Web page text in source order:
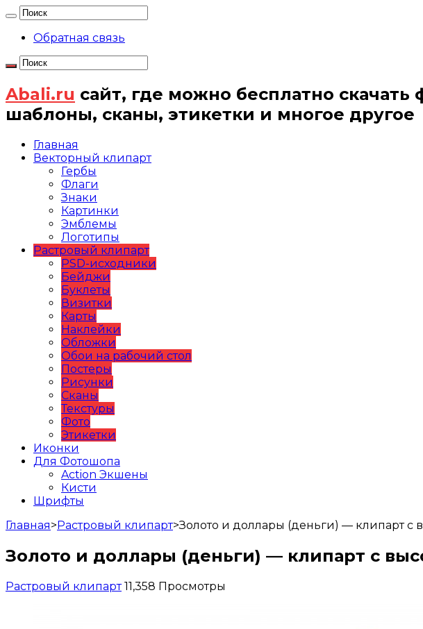
Обратная связь
Abali.ru сайт, где можно бесплатно
шаблоны, сканы, этикетки и многое другое
Главная
Векторный клипарт
Гербы
Флаги
Знаки
Картинки
Эмблемы
Логотипы
Растровый клипарт
PSD-исходники
Бейджи
Буклеты
Визитки
Карты
Наклейки
Обложки
Обои на рабочий стол
Постеры
Рисунки
Сканы
Текстуры
Фото
Этикетки
Иконки
Для Фотошопа
Action Экшены
Кисти
Шрифты
Главная>Растровый клипарт>Золото и доллары (деньги) — клипарт
Золото и доллары (деньги) — клипарт с
Растровый клипарт 11,358 Просмотры